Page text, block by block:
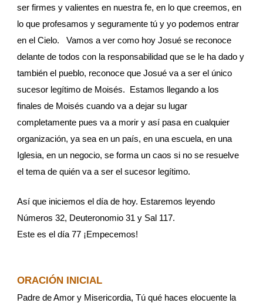
ser firmes y valientes en nuestra fe, en lo que creemos, en
lo que profesamos y seguramente tú y yo podemos entrar
en el Cielo.   Vamos a ver como hoy Josué se reconoce
delante de todos con la responsabilidad que se le ha dado y
también el pueblo, reconoce que Josué va a ser el único
sucesor legítimo de Moisés.  Estamos llegando a los
finales de Moisés cuando va a dejar su lugar
completamente pues va a morir y así pasa en cualquier
organización, ya sea en un país, en una escuela, en una
Iglesia, en un negocio, se forma un caos si no se resuelve
el tema de quién va a ser el sucesor legítimo.
Así que iniciemos el día de hoy. Estaremos leyendo
Números 32, Deuteronomio 31 y Sal 117.
Este es el día 77 ¡Empecemos!
ORACIÓN INICIAL
Padre de Amor y Misericordia, Tú qué haces elocuente la